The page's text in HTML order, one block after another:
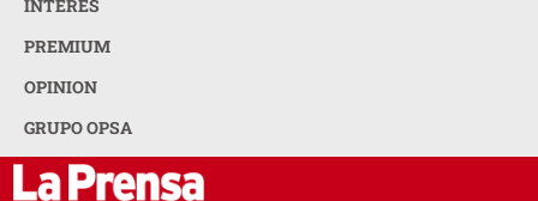
INTERÉS
PREMIUM
OPINION
GRUPO OPSA